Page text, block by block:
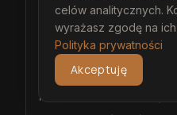
aranżacja wnętrz Środa Śląska
wizualizacja wnętrz Środa Śląska
meble na wymiar Środa Śląska
stolarz Środa Śląska
kuchnia na wymiar Środa Śląska
celów analitycznych.
wyrażasz zgodę na
Polityka prywatności
Akceptuję